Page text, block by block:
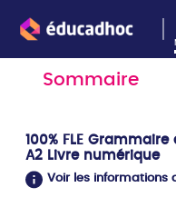
Information : ce lecteur
Vous avez sélectionné la
Sommaire
100% FLE
A2 Livre numérique
Voir les informations